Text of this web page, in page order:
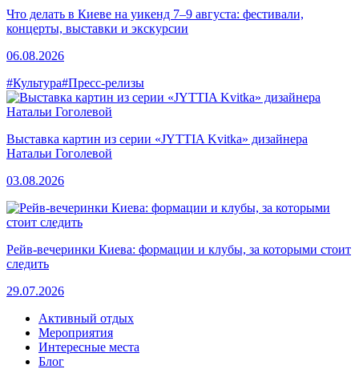
Что делать в Киеве на уикенд 7–9 августа: фестивали,
концерты, выставки и экскурсии
06.08.2026
#Культура#Пресс-релизы
Выставка картин из серии «JYTTIA Kvitka» дизайнера
Натальи Гоголевой
03.08.2026
Рейв-вечеринки Киева: формации и клубы, за которыми стоит
следить
29.07.2026
Активный отдых
Мероприятия
Интересные места
Блог